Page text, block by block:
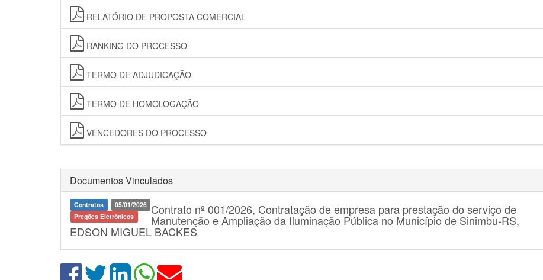
RELATÓRIO DE PROPOSTA COMERCIAL
RANKING DO PROCESSO
TERMO DE ADJUDICAÇÃO
TERMO DE HOMOLOGAÇÃO
VENCEDORES DO PROCESSO
Documentos Vinculados
Contratos
05/01/2026
Pregões Eletrônicos
Contrato nº 001/2026, Contratação de empresa para prestação do serviço de
Manutenção e Ampliação da Iluminação Pública no Município de Sinimbu-RS,
EDSON MIGUEL BACKES